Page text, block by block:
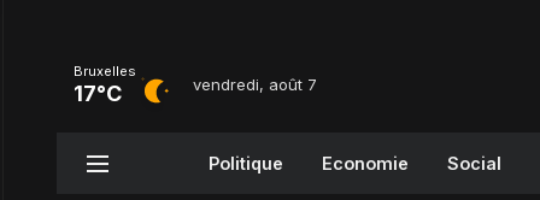
Bruxelles
17°C vendredi, août 7
Politique Economie Social